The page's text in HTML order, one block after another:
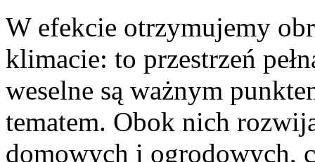
W efekcie otrzymujemy
klimacie: to przestrzeń
weselne są ważnym
tematem. Obok nich
domowych i ogrodowych,